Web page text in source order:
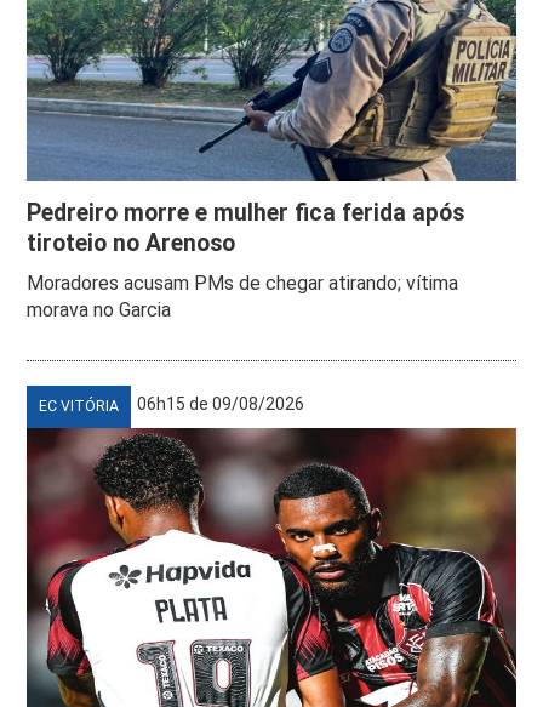
Pedreiro morre e mulher fica ferida após
tiroteio no Arenoso
Moradores acusam PMs de chegar atirando; vítima
morava no Garcia
EC VITÓRIA 06h15 de 09/08/2026